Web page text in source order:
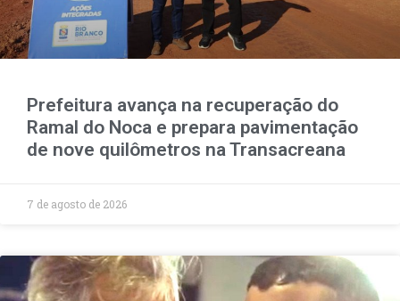
Prefeitura avança na recuperação do
Ramal do Noca e prepara pavimentação
de nove quilômetros na Transacreana
7 de agosto de 2026